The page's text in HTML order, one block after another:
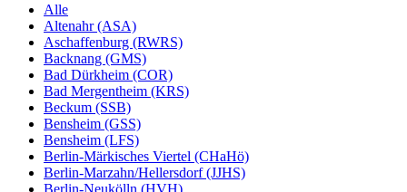
Alle
Altenahr (ASA)
Aschaffenburg (RWRS)
Backnang (GMS)
Bad Dürkheim (COR)
Bad Mergentheim (KRS)
Beckum (SSB)
Bensheim (GSS)
Bensheim (LFS)
Berlin-Märkisches Viertel (CHaHö)
Berlin-Marzahn/Hellersdorf (JJHS)
Berlin-Neukölln (HVH)